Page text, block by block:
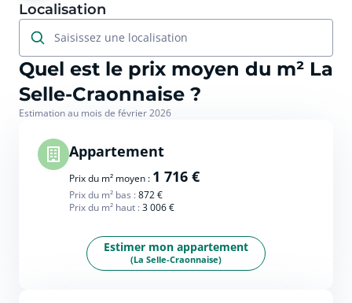
Localisation
Saisissez une localisation
Quel est le prix moyen du m² La
Selle-Craonnaise ?
Estimation au mois de février 2026
Appartement
Prix du m² moyen : 1 716 €
Prix du m² bas :872 €
Prix du m² haut :3 006 €
Estimer mon appartement
(La Selle-Craonnaise)